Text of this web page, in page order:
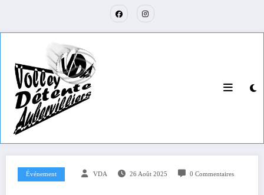
Événement VDA 26 Août 2025 0 Commentaires